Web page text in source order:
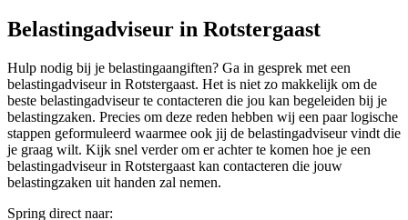
Belastingadviseur in Rotstergaast
Hulp nodig bij je belastingaangiften? Ga in gesprek met een
belastingadviseur in Rotstergaast. Het is niet zo makkelijk om de
beste belastingadviseur te contacteren die jou kan begeleiden bij je
belastingzaken. Precies om deze reden hebben wij een paar logische
stappen geformuleerd waarmee ook jij de belastingadviseur vindt die
je graag wilt. Kijk snel verder om er achter te komen hoe je een
belastingadviseur in Rotstergaast kan contacteren die jouw
belastingzaken uit handen zal nemen.
Spring direct naar: